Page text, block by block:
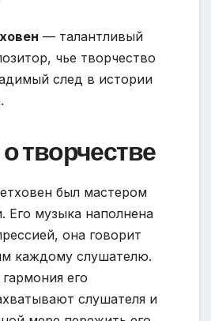
— талантливый
чье творчество
след в истории
творчестве
был мастером
Его музыка наполнена
она говорит
каждому слушателю.
его
слушателя и